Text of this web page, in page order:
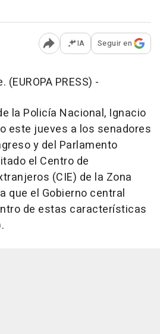
Abrir opciones para
IA Seguir en
(EUROPA PRESS) -
la Policía Nacional, Ignacio
este jueves a los senadores
y del Parlamento
el Centro de
(CIE) de la Zona
que el Gobierno central
de estas características